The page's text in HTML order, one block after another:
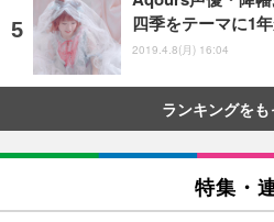
四季をテーマに1
2019.4.8(月) 16:04
ランキングを
特集・